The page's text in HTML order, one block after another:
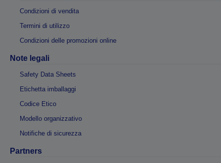
Condizioni di vendita
Termini di utilizzo
Condizioni delle promozioni online
Note legali
Safety Data Sheets
Etichetta imballaggi
Codice Etico
Modello organizzativo
Notifiche di sicurezza
Partners